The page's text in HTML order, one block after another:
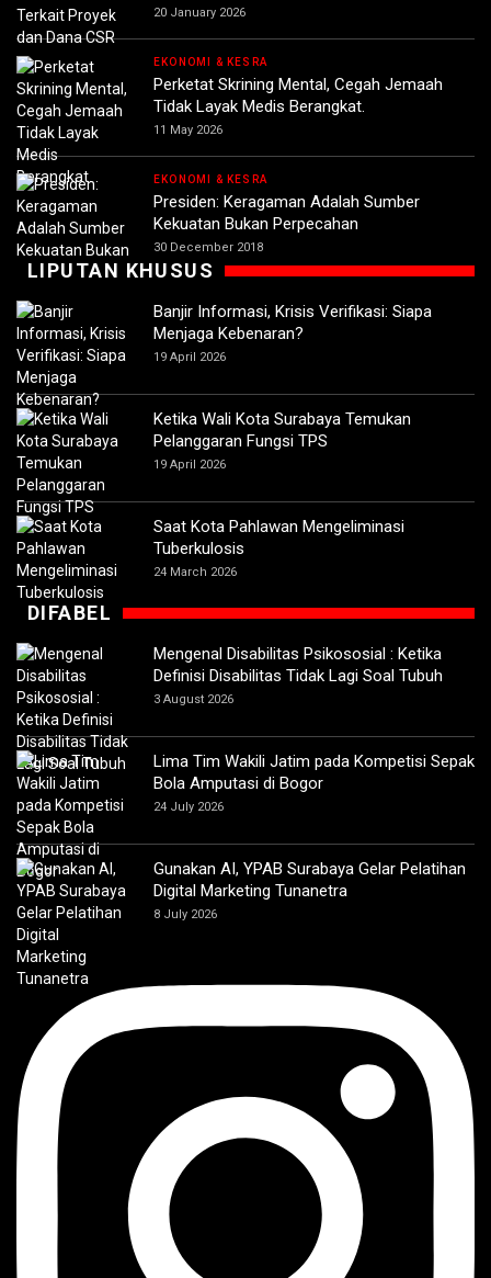
20 January 2026
EKONOMI & KESRA
Perketat Skrining Mental, Cegah Jemaah
Tidak Layak Medis Berangkat.
11 May 2026
EKONOMI & KESRA
Presiden: Keragaman Adalah Sumber
Kekuatan Bukan Perpecahan
30 December 2018
LIPUTAN KHUSUS
Banjir Informasi, Krisis Verifikasi: Siapa
Menjaga Kebenaran?
19 April 2026
Ketika Wali Kota Surabaya Temukan
Pelanggaran Fungsi TPS
19 April 2026
Saat Kota Pahlawan Mengeliminasi
Tuberkulosis
24 March 2026
DIFABEL
Mengenal Disabilitas Psikososial : Ketika
Definisi Disabilitas Tidak Lagi Soal Tubuh
3 August 2026
Lima Tim Wakili Jatim pada Kompetisi Sepak
Bola Amputasi di Bogor
24 July 2026
Gunakan AI, YPAB Surabaya Gelar Pelatihan
Digital Marketing Tunanetra
8 July 2026